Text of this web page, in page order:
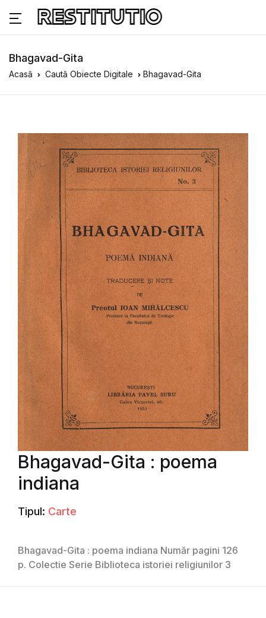
Bhagavad-Gita
Acasă Caută Obiecte Digitale Bhagavad-Gita
Bhagavad-Gita : poema
indiana
Tipul: Carte
Bhagavad-Gita : poema indiana Număr pagini 126
p. Colectie Serie Biblioteca istoriei religiunilor 3